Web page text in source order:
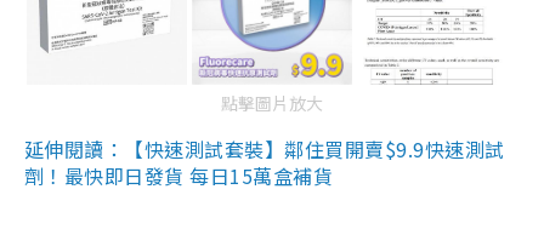
點擊圖片放大
延伸閱讀：【快速測試套裝】鄰住買開賣$9.9快速測試
劑！最快即日發貨 每日15萬盒補貨